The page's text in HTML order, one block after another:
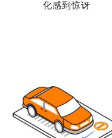
化感到惊讶